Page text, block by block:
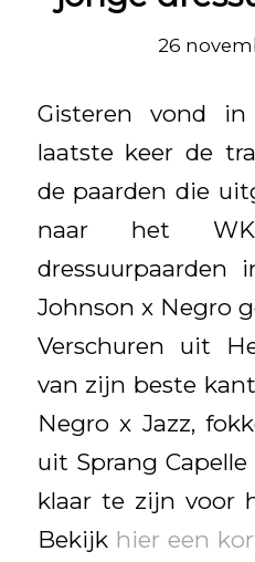
26
Gisteren vond
laatste keer de
de paarden die
naar het
dressuurpaarden
Johnson x Negro
Verschuren uit
van zijn beste
Negro x Jazz,
uit Sprang
klaar te zijn voor
Bekijk hier een